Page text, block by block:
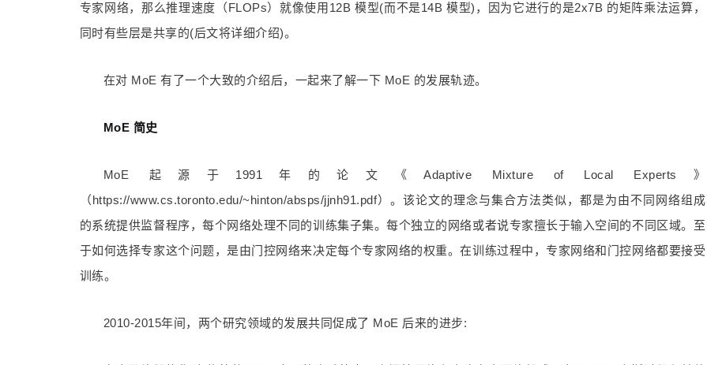
专家网络，那么推理速度（FLOPs）就像使用12B 模型(而不是14B 模型)，因为它进行的是2x7B 的矩阵乘法运算，
同时有些层是共享的(后文将详细介绍)。
在对 MoE 有了一个大致的介绍后，一起来了解一下 MoE 的发展轨迹。
MoE 简史
MoE 起源于1991年的论文《Adaptive Mixture of Local Experts》
（https://www.cs.toronto.edu/~hinton/absps/jjnh91.pdf）。该论文的理念与集合方法类似，都是为由不同网络组成
的系统提供监督程序，每个网络处理不同的训练集子集。每个独立的网络或者说专家擅长于输入空间的不同区域。至
于如何选择专家这个问题，是由门控网络来决定每个专家网络的权重。在训练过程中，专家网络和门控网络都要接受
训练。
2010-2015年间，两个研究领域的发展共同促成了 MoE 后来的进步: